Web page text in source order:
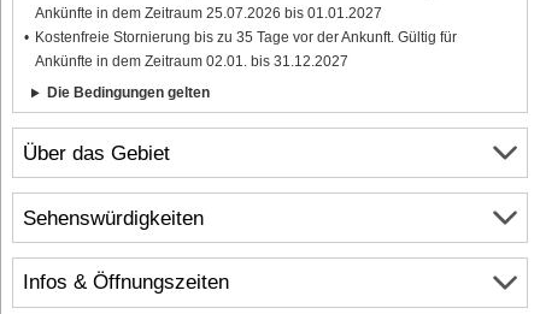
Über das Gebiet
Infos & Öffnungszeiten
Ankünfte in dem Zeitraum 25.07.2026 bis 01.01.2027
Kostenfreie Stornierung bis zu 35 Tage vor der Ankunft. Gültig für
Ankünfte in dem Zeitraum 02.01. bis 31.12.2027
Die Bedingungen gelten
Sehenswürdigkeiten